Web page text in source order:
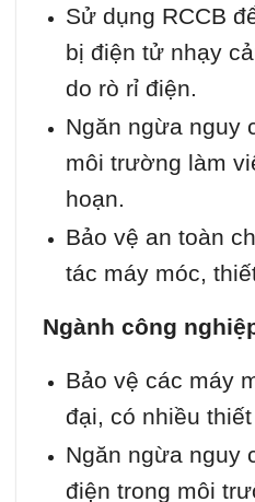
Sử dụng RCCB
bị điện tử nhạy
do rò rỉ điện.
Ngăn ngừa nguy
môi trường làm
hoạn.
Bảo vệ an toàn
tác máy móc,
Ngành công
Bảo vệ các máy
đại, có nhiều
Ngăn ngừa nguy
điện trong môi